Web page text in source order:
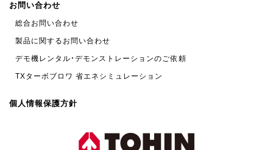
お問い合わせ
総合お問い合わせ
製品に関するお問い合わせ
デモ機レンタル・デモンストレーションのご依頼
TXターボブロワ 省エネシミュレーション
個人情報保護方針